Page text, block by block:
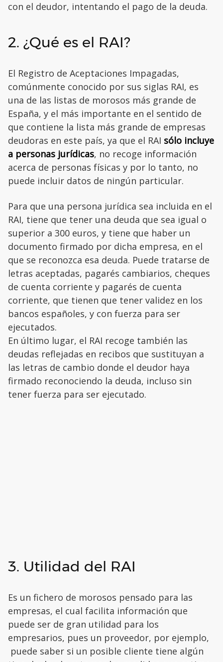
con el deudor, intentando el pago de la deuda.
2. ¿Qué es el RAI?
El Registro de Aceptaciones Impagadas,
comúnmente conocido por sus siglas RAI, es
una de las listas de morosos más grande de
España, y el más importante en el sentido de
que contiene la lista más grande de empresas
deudoras en este país, ya que el RAI sólo incluye
a personas jurídicas, no recoge información
acerca de personas físicas y por lo tanto, no
puede incluir datos de ningún particular.
Para que una persona jurídica sea incluida en el
RAI, tiene que tener una deuda que sea igual o
superior a 300 euros, y tiene que haber un
documento firmado por dicha empresa, en el
que se reconozca esa deuda. Puede tratarse de
letras aceptadas, pagarés cambiarios, cheques
de cuenta corriente y pagarés de cuenta
corriente, que tienen que tener validez en los
bancos españoles, y con fuerza para ser
ejecutados.
En último lugar, el RAI recoge también las
deudas reflejadas en recibos que sustituyan a
las letras de cambio donde el deudor haya
firmado reconociendo la deuda, incluso sin
tener fuerza para ser ejecutado.
3. Utilidad del RAI
Es un fichero de morosos pensado para las
empresas, el cual facilita información que
puede ser de gran utilidad para los
empresarios, pues un proveedor, por ejemplo,
puede saber si un posible cliente tiene algún